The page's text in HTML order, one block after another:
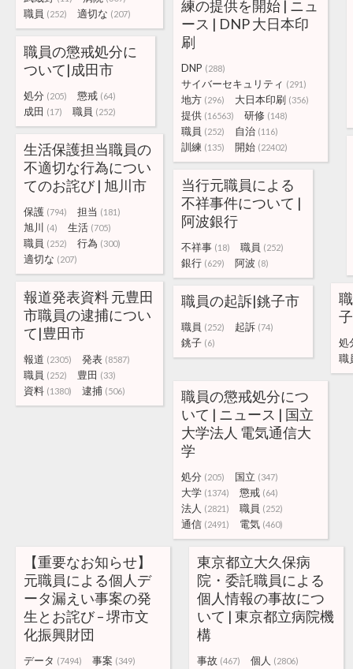
職員 (252) 適切な (207)
練の提供を開始 | ニュ
ース | DNP 大日本印
刷
DNP (288)
サイバーセキュリティ (291)
地方 (296) 大日本印刷 (356)
提供 (16563) 研修 (148)
職員 (252) 自治 (116)
訓練 (135) 開始 (22402)
職員の懲戒処分に
ついて|成田市
処分 (205) 懲戒 (64)
成田 (17) 職員 (252)
生活保護担当職員の
不適切な行為につい
てのお詫び | 旭川市
保護 (794) 担当 (181)
旭川 (4) 生活 (705)
職員 (252) 行為 (300)
適切な (207)
当行元職員による
不祥事件について |
阿波銀行
不祥事 (18) 職員 (252)
銀行 (629) 阿波 (8)
報道発表資料 元豊田
市職員の逮捕につい
て|豊田市
報道 (2305) 発表 (8587)
職員 (252) 豊田 (33)
資料 (1380) 逮捕 (506)
処
職
職員の起訴|銚子市
職員 (252) 起訴 (74)
銚子 (6)
職員の懲戒処分につ
いて | ニュース | 国立
大学法人 電気通信大
学
処分 (205) 国立 (347)
大学 (1374) 懲戒 (64)
法人 (2821) 職員 (252)
通信 (2491) 電気 (460)
【重要なお知らせ】
元職員による個人デ
ータ漏えい事案の発
生とお詫び – 堺市文
化振興財団
データ (7494) 事案 (349)
東京都立大久保病
院・委託職員による
個人情報の事故につ
いて | 東京都立病院機
構
事故 (467) 個人 (2806)